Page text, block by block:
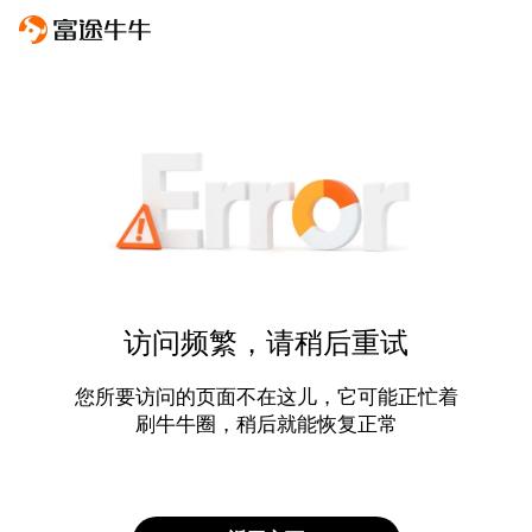
访问频繁，请稍后重试
您所要访问的页面不在这儿，它可能正忙着
刷牛牛圈，稍后就能恢复正常